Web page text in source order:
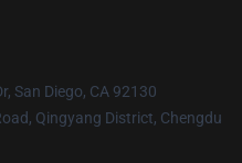
San Diego, CA 92130
Qingyang District, Chengdu